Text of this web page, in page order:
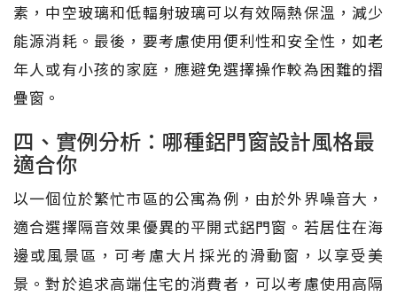
素，中空玻璃和低輻射玻璃可以有效隔熱保溫，減少
能源消耗。最後，要考慮使用便利性和安全性，如老
年人或有小孩的家庭，應避免選擇操作較為困難的摺
疊窗。
四、實例分析：哪種鋁門窗設計風格最
適合你
以一個位於繁忙市區的公寓為例，由於外界噪音大，
適合選擇隔音效果優異的平開式鋁門窗。若居住在海
邊或風景區，可考慮大片採光的滑動窗，以享受美
景。對於追求高端住宅的消費者，可以考慮使用高隔